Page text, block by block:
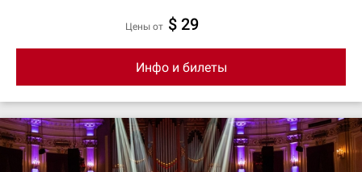
цены от $ 29
Инфо и билеты